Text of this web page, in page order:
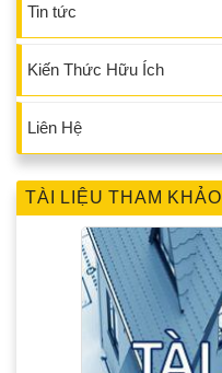
Tin tức
Kiến Thức Hữu Ích
Liên Hệ
TÀI LIỆU THAM KHẢO